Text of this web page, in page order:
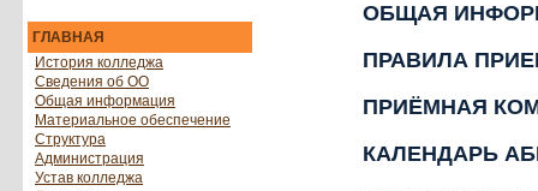
ГЛАВНАЯ
История колледжа
Сведения об ОО
Общая информация
Материальное обеспечение
Структура
Администрация
Устав колледжа
ОБЩАЯ
ПРАВИЛА
ПРИЁМНАЯ
КАЛЕНДАРЬ